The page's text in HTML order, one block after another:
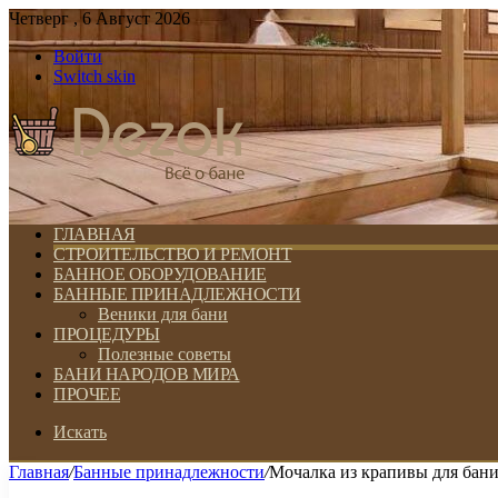
Четверг , 6 Август 2026
Войти
Switch skin
ГЛАВНАЯ
СТРОИТЕЛЬСТВО И РЕМОНТ
БАННОЕ ОБОРУДОВАНИЕ
БАННЫЕ ПРИНАДЛЕЖНОСТИ
Веники для бани
ПРОЦЕДУРЫ
Полезные советы
БАНИ НАРОДОВ МИРА
ПРОЧЕЕ
Искать
Главная/Банные принадлежности/Мочалка из крапивы для бани